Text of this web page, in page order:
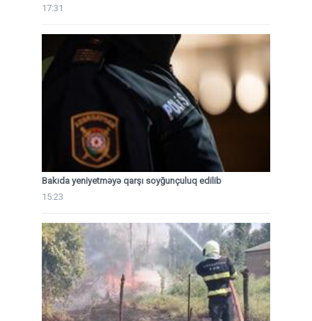
17:31
Bakıda yeniyetməyə qarşı soyğunçuluq edilib
15:23